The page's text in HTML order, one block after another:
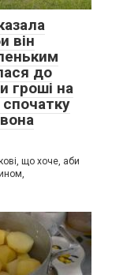
він
до
гроші на
що хоче, аби